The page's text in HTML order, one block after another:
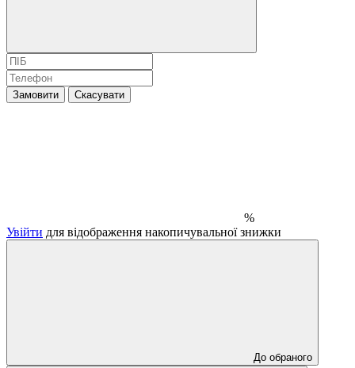
Замовити Скасувати
%
Увійти для відображення накопичувальної знижки
До обраного